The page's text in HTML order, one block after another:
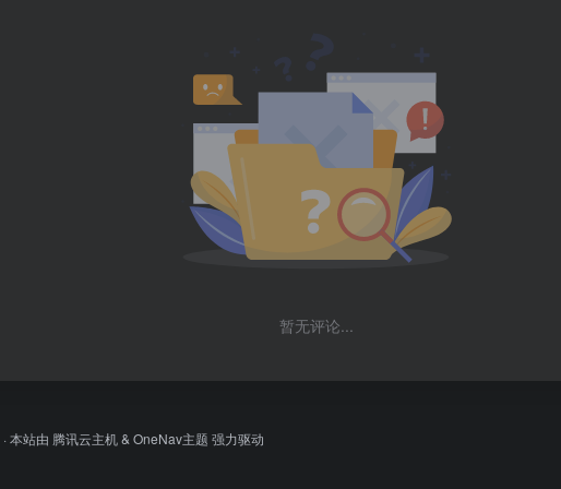
暂无评论...
· 本站由 腾讯云主机& OneNav主题 强力驱动